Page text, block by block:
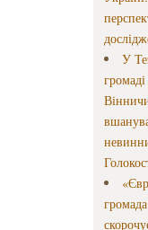
У